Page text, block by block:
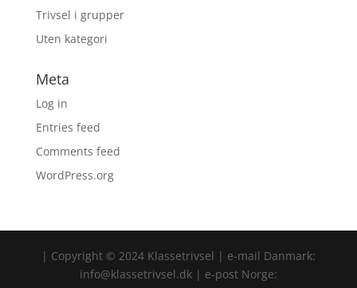
Trivsel i grupper
Uten kategori
Meta
Log in
Entries feed
Comments feed
WordPress.org
| Copyright © 2024 Klassetrivsel | e-mail Danmark:
info@klassetrivsel.dk | e-post Norge: